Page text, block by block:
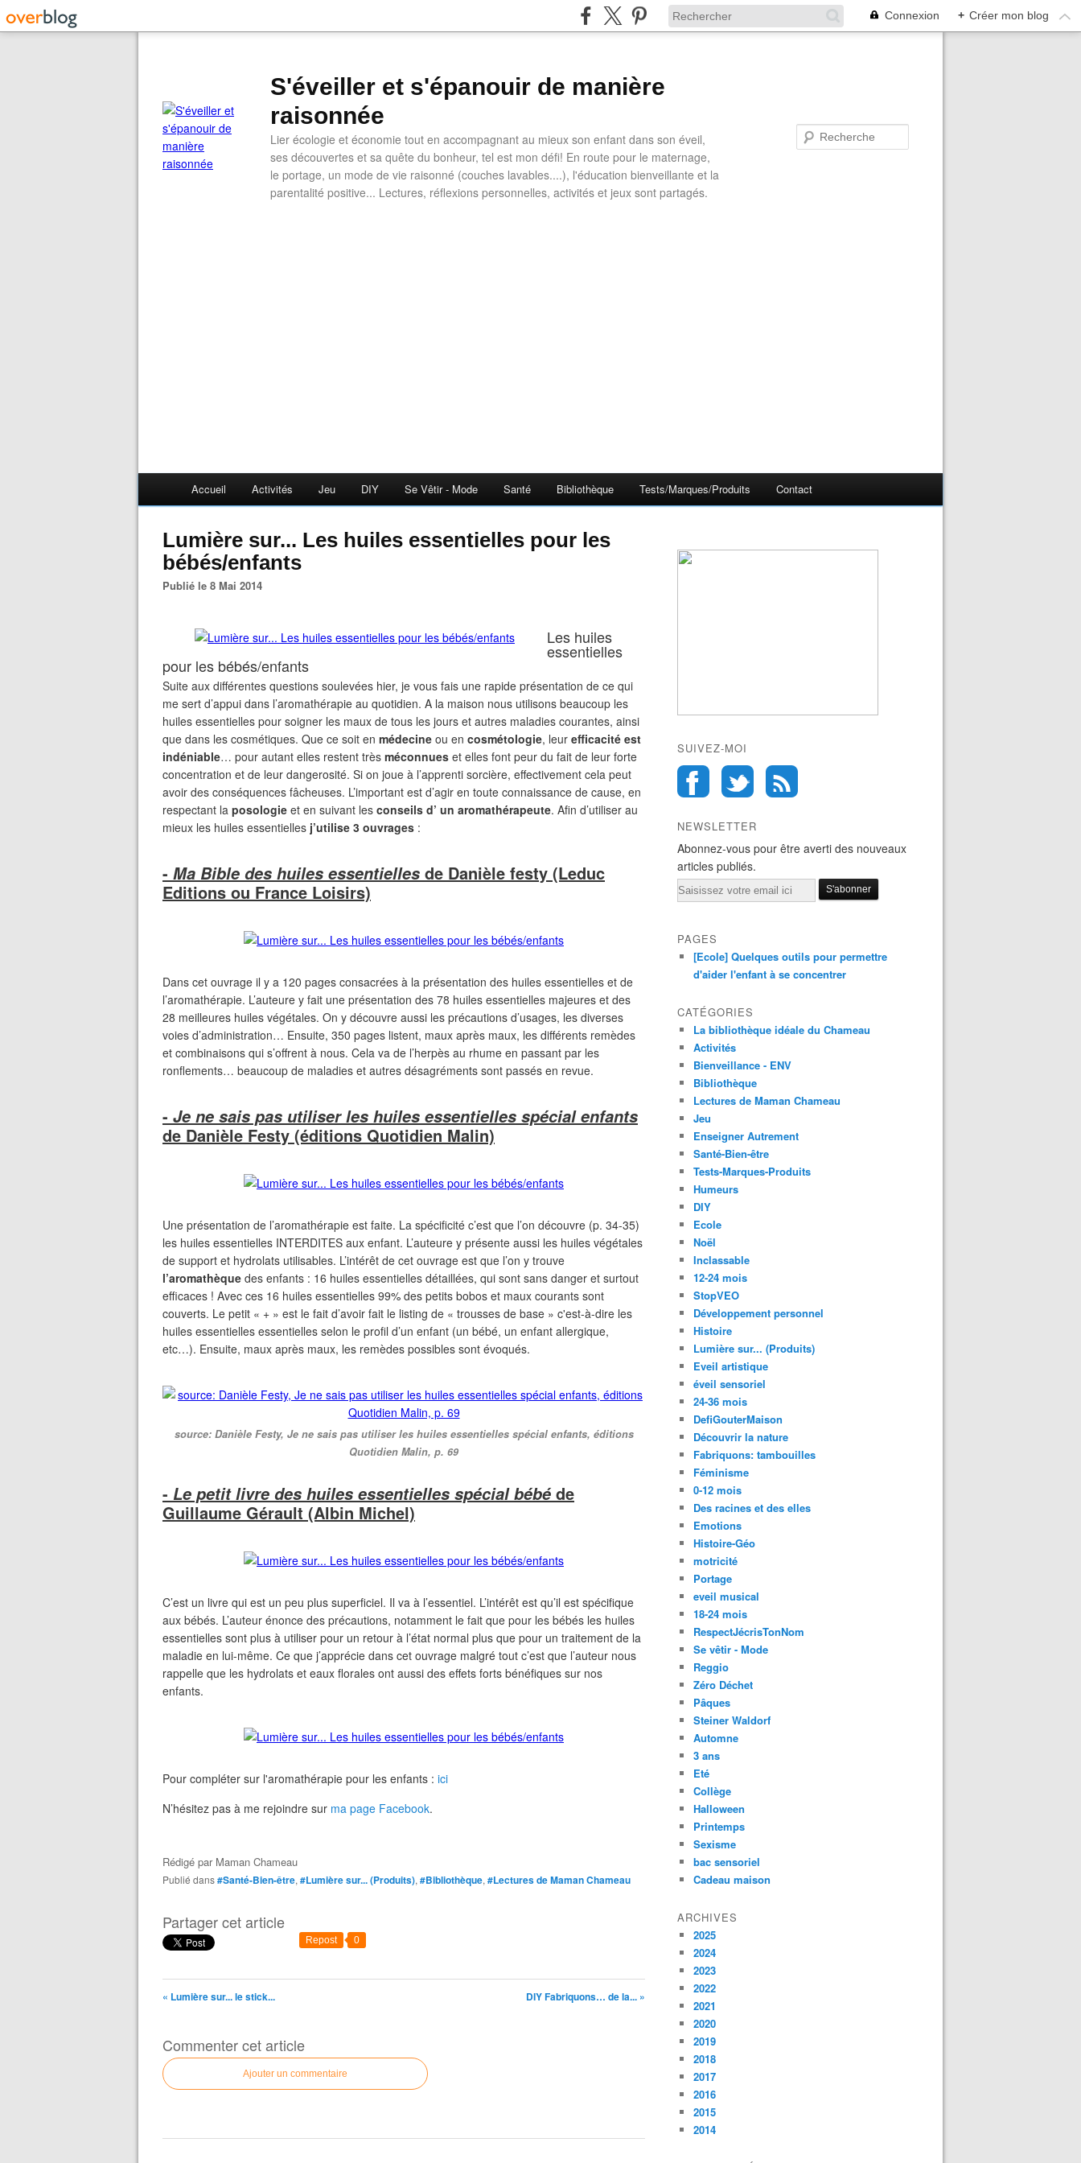
Connexion + Créer mon blog
S'éveiller et s'épanouir de manière
raisonnée
Lier écologie et économie tout en accompagnant au mieux son enfant dans son éveil,
ses découvertes et sa quête du bonheur, tel est mon défi! En route pour le maternage,
le portage, un mode de vie raisonné (couches lavables....), l'éducation bienveillante et la
parentalité positive... Lectures, réflexions personnelles, activités et jeux sont partagés.
Accueil Activités Jeu DIY Se Vêtir - Mode Santé Bibliothèque Tests/Marques/Produits Contact
Lumière sur... Les huiles essentielles pour les
bébés/enfants
Publié le 8 Mai 2014
Les huiles
essentielles
pour les bébés/enfants
Suite aux différentes questions soulevées hier, je vous fais une rapide présentation de ce qui
me sert d’appui dans l’aromathérapie au quotidien. A la maison nous utilisons beaucoup les
huiles essentielles pour soigner les maux de tous les jours et autres maladies courantes, ainsi
que dans les cosmétiques. Que ce soit en médecine ou en cosmétologie, leur efficacité est
indéniable… pour autant elles restent très méconnues et elles font peur du fait de leur forte
concentration et de leur dangerosité. Si on joue à l’apprenti sorcière, effectivement cela peut
avoir des conséquences fâcheuses. L’important est d’agir en toute connaissance de cause, en
respectant la posologie et en suivant les conseils d’ un aromathérapeute. Afin d’utiliser au
mieux les huiles essentielles j’utilise 3 ouvrages :
- Ma Bible des huiles essentielles de Danièle festy (Leduc
Editions ou France Loisirs)
Dans cet ouvrage il y a 120 pages consacrées à la présentation des huiles essentielles et de
l’aromathérapie. L’auteure y fait une présentation des 78 huiles essentielles majeures et des
28 meilleures huiles végétales. On y découvre aussi les précautions d’usages, les diverses
voies d’administration… Ensuite, 350 pages listent, maux après maux, les différents remèdes
et combinaisons qui s’offrent à nous. Cela va de l’herpès au rhume en passant par les
ronflements… beaucoup de maladies et autres désagréments sont passés en revue.
- Je ne sais pas utiliser les huiles essentielles spécial enfants
de Danièle Festy (éditions Quotidien Malin)
Une présentation de l’aromathérapie est faite. La spécificité c’est que l’on découvre (p. 34-35)
les huiles essentielles INTERDITES aux enfant. L’auteure y présente aussi les huiles végétales
de support et hydrolats utilisables. L’intérêt de cet ouvrage est que l’on y trouve
l’aromathèque des enfants : 16 huiles essentielles détaillées, qui sont sans danger et surtout
efficaces ! Avec ces 16 huiles essentielles 99% des petits bobos et maux courants sont
couverts. Le petit « + » est le fait d’avoir fait le listing de « trousses de base » c'est-à-dire les
huiles essentielles essentielles selon le profil d’un enfant (un bébé, un enfant allergique,
etc…). Ensuite, maux après maux, les remèdes possibles sont évoqués.
source: Danièle Festy, Je ne sais pas utiliser les huiles essentielles spécial enfants, éditions
Quotidien Malin, p. 69
- Le petit livre des huiles essentielles spécial bébé de
Guillaume Gérault (Albin Michel)
C’est un livre qui est un peu plus superficiel. Il va à l’essentiel. L’intérêt est qu’il est spécifique
aux bébés. L’auteur énonce des précautions, notamment le fait que pour les bébés les huiles
essentielles sont plus à utiliser pour un retour à l’état normal plus que pour un traitement de la
maladie en lui-même. Ce que j’apprécie dans cet ouvrage malgré tout c’est que l’auteur nous
rappelle que les hydrolats et eaux florales ont aussi des effets forts bénéfiques sur nos
enfants.
Pour compléter sur l'aromathérapie pour les enfants : ici
N’hésitez pas à me rejoindre sur ma page Facebook.
Rédigé par Maman Chameau
Publié dans#Santé-Bien-être, #Lumière sur... (Produits), #Bibliothèque, #Lectures de Maman Chameau
Partager cet article
Repost 0
« Lumière sur... le stick... DIY Fabriquons… de la... »
Commenter cet article
Ajouter un commentaire
SUIVEZ-MOI
NEWSLETTER
Abonnez-vous pour être averti des nouveaux
articles publiés.
Email
PAGES
[Ecole] Quelques outils pour permettre
d'aider l'enfant à se concentrer
CATÉGORIES
La bibliothèque idéale du Chameau
Activités
Bienveillance - ENV
Bibliothèque
Lectures de Maman Chameau
Jeu
Enseigner Autrement
Santé-Bien-être
Tests-Marques-Produits
Humeurs
DIY
Ecole
Noël
Inclassable
12-24 mois
StopVEO
Développement personnel
Histoire
Lumière sur... (Produits)
Eveil artistique
éveil sensoriel
24-36 mois
DefiGouterMaison
Découvrir la nature
Fabriquons: tambouilles
Féminisme
0-12 mois
Des racines et des elles
Emotions
Histoire-Géo
motricité
Portage
eveil musical
18-24 mois
RespectJécrisTonNom
Se vêtir - Mode
Reggio
Zéro Déchet
Pâques
Steiner Waldorf
Automne
3 ans
Eté
Collège
Halloween
Printemps
Sexisme
bac sensoriel
Cadeau maison
ARCHIVES
2025
2024
2023
2022
2021
2020
2019
2018
2017
2016
2015
2014